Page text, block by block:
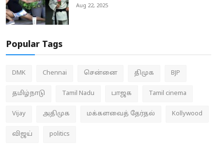
Aug 22, 2025
Popular Tags
DMK Chennai சென்னை திமுக BJP
தமிழ்நாடு Tamil Nadu பாஜக Tamil cinema
Vijay அதிமுக மக்களவைத் தேர்தல் Kollywood
விஜய் politics